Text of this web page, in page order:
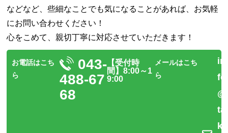
などなど、些細なことでも気になることがあれば、 お気軽
にお問い合わせください！
心をこめて、親切丁寧に対応させていただきます！
お電話はこち
ら
043-
488-67
68
【受付時
間】8:00～1
9:00
メールはこち
ら
in
fo
@
ta
k